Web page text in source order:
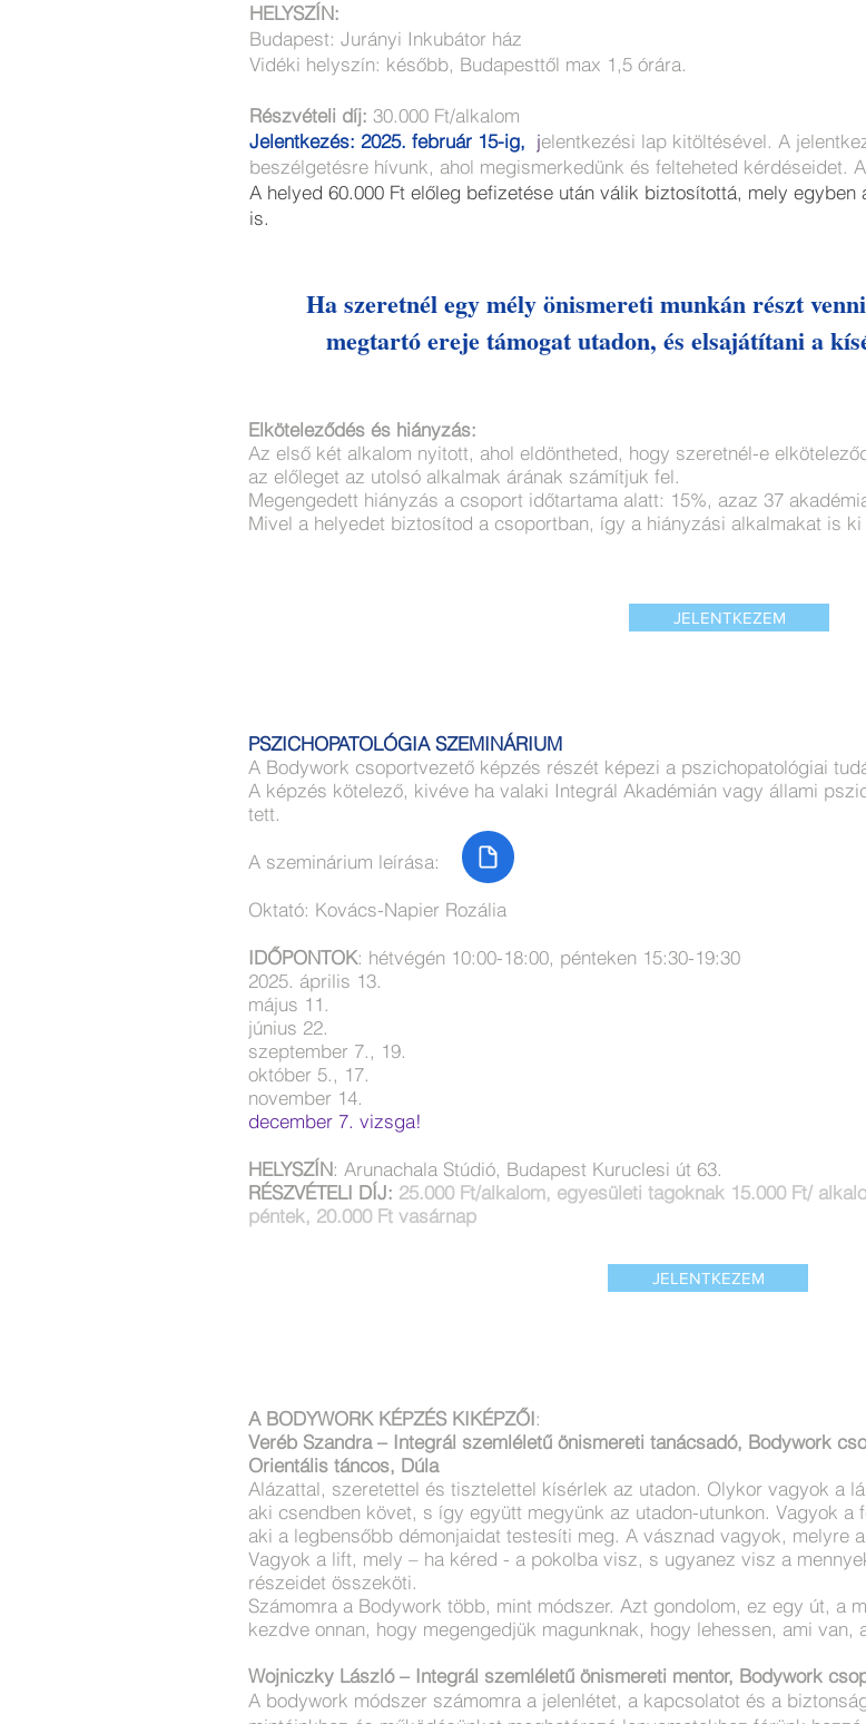
HELYSZÍN:
Budapest: Jurányi Inkubátor ház
Vidéki helyszín: később, Budapesttől max 1,5 órára.
Részvételi díj: 30.000 Ft/alkalom
Jelentkezés: 2025. február 15-ig, jelentkezési lap kitöltésével. A
beszélgetésre hívunk, ahol megismerkedünk és felteheted kérdéseidet.
A helyed 60.000 Ft előleg befizetése után válik biztosítottá, mely egyben
is.
Ha szeretnél egy mély önismereti munkán részt
megtartó ereje támogat utadon, és elsajátítani a
Elköteleződés és hiányzás:
Az első két alkalom nyitott, ahol eldöntheted, hogy szeretnél-e
az előleget az utolsó alkalmak árának számítjuk fel.
Megengedett hiányzás a csoport időtartama alatt: 15%, azaz 37
Mivel a helyedet biztosítod a csoportban, így a hiányzási alkalmakat is
JELENTKEZEM
PSZICHOPATOLÓGIA SZEMINÁRIUM
A Bodywork csoportvezető képzés részét képezi a pszichopatológiai
A képzés kötelező, kivéve ha valaki Integrál Akadémián vagy állami
tett.
A szeminárium leírása:
Oktató: Kovács-Napier Rozália
IDŐPONTOK: hétvégén 10:00-18:00, pénteken 15:30-19:30
2025. április 13.
május 11.
június 22.
szeptember 7., 19.
október 5., 17.
november 14.
december 7. vizsga!
HELYSZÍN: Arunachala Stúdió, Budapest Kuruclesi út 63.
RÉSZVÉTELI DÍJ: 25.000 Ft/alkalom, egyesületi tagoknak 15.000 Ft/
péntek, 20.000 Ft vasárnap
A BODYWORK KÉPZÉS KIKÉPZŐI:
Veréb Szandra – Integrál szemléletű önismereti tanácsadó, Bodywork
Orientális táncos, Dúla
Alázattal, szeretettel és tisztelettel kísérlek az utadon. Olykor vagyok a
aki csendben követ, s így együtt megyünk az utadon-utunkon. Vagyok
aki a legbensőbb démonjaidat testesíti meg. A vásznad vagyok, melyre
Vagyok a lift, mely – ha kéred - a pokolba visz, s ugyanez visz a
részeidet összeköti.
Számomra a Bodywork több, mint módszer. Azt gondolom, ez egy út, a
kezdve onnan, hogy megengedjük magunknak, hogy lehessen, ami van,
Wojniczky László – Integrál szemléletű önismereti mentor, Bodywork
A bodywork módszer számomra a jelenlétet, a kapcsolatot és a
JELENTKEZEM